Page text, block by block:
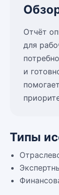
Отчёт
для
и
Типы